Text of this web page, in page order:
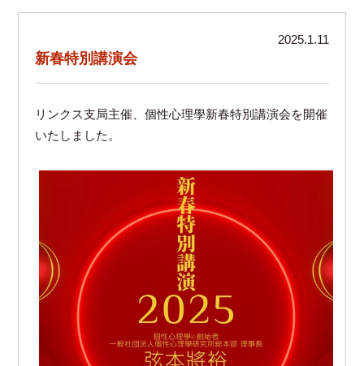
2025.1.11
新春特別講演会
リンクス支局主催、個性心理學新春特別講演会を開催
いたしました。